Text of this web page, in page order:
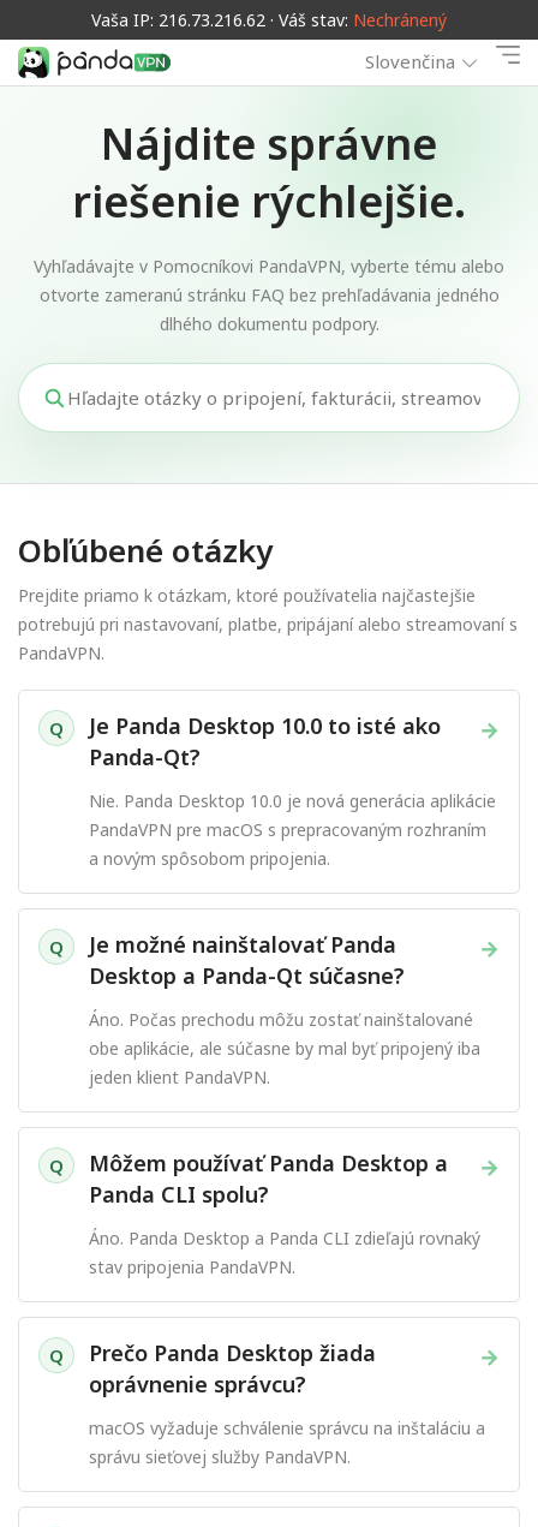
Vaša IP: 216.73.216.62 · Váš stav: Nechránený
Slovenčina
Nájdite správne
riešenie rýchlejšie.
Vyhľadávajte v Pomocníkovi PandaVPN, vyberte tému alebo
otvorte zameranú stránku FAQ bez prehľadávania jedného
dlhého dokumentu podpory.
Obľúbené otázky
Prejdite priamo k otázkam, ktoré používatelia najčastejšie
potrebujú pri nastavovaní, platbe, pripájaní alebo streamovaní s
PandaVPN.
Q →
Je Panda Desktop 10.0 to isté ako
Panda-Qt?
Nie. Panda Desktop 10.0 je nová generácia aplikácie
PandaVPN pre macOS s prepracovaným rozhraním
a novým spôsobom pripojenia.
Q →
Je možné nainštalovať Panda
Desktop a Panda-Qt súčasne?
Áno. Počas prechodu môžu zostať nainštalované
obe aplikácie, ale súčasne by mal byť pripojený iba
jeden klient PandaVPN.
Q →
Môžem používať Panda Desktop a
Panda CLI spolu?
Áno. Panda Desktop a Panda CLI zdieľajú rovnaký
stav pripojenia PandaVPN.
Q →
Prečo Panda Desktop žiada
oprávnenie správcu?
macOS vyžaduje schválenie správcu na inštaláciu a
správu sieťovej služby PandaVPN.